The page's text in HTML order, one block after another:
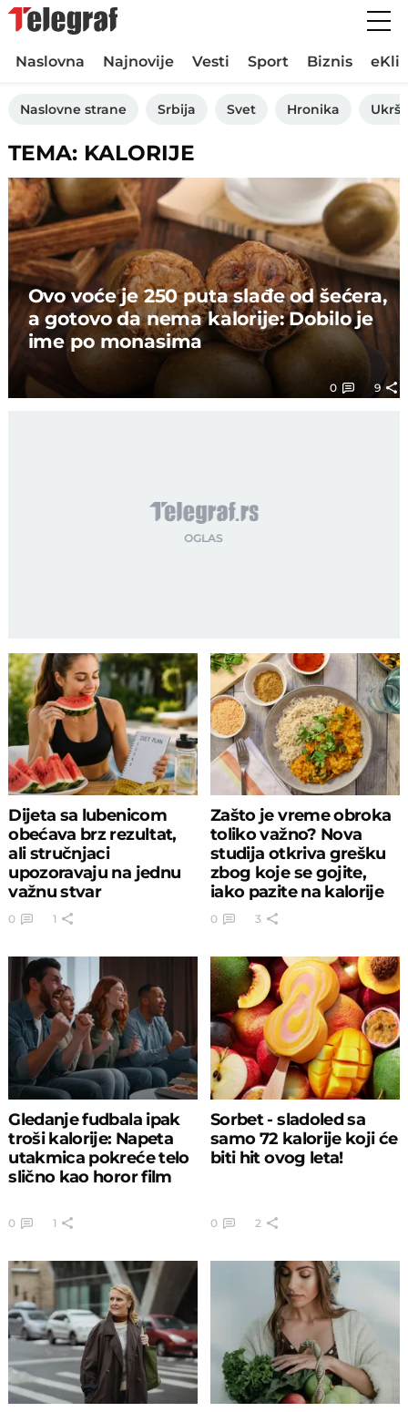
Naslovna Najnovije Vesti Sport Biznis
Naslovne strane Srbija Svet Hronika
TEMA: KALORIJE
Ovo voće je 250 puta slađe od šećera,
a gotovo da nema kalorije: Dobilo je
ime po monasima
0 9
Dijeta sa lubenicom
obećava brz rezultat,
ali stručnjaci
upozoravaju na jednu
važnu stvar
0 1
Zašto je vreme obroka
toliko važno? Nova
studija otkriva grešku
zbog koje se gojite,
iako pazite na kalorije
0 3
Gledanje fudbala ipak
troši kalorije: Napeta
utakmica pokreće telo
slično kao horor film
0 1
Sorbet - sladoled sa
samo 72 kalorije koji će
biti hit ovog leta!
0 2